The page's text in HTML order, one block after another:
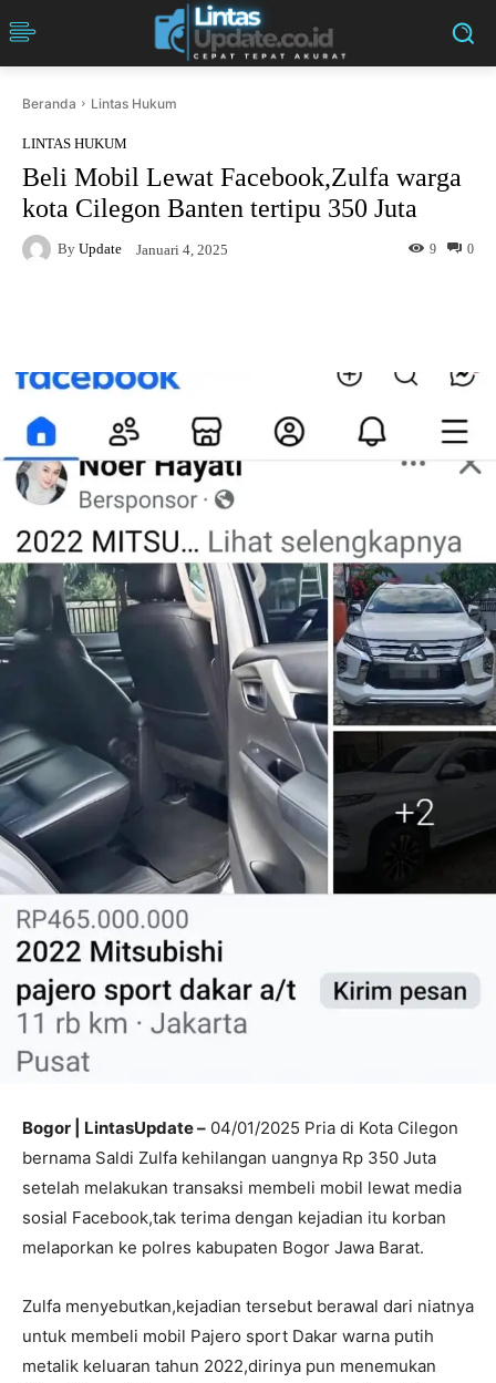
Beranda Lintas Hukum
LINTAS HUKUM
Beli Mobil Lewat Facebook,Zulfa warga
kota Cilegon Banten tertipu 350 Juta
By Update Januari 4, 2025 0
9
Bogor | LintasUpdate – 04/01/2025 Pria di Kota Cilegon
bernama Saldi Zulfa kehilangan uangnya Rp 350 Juta
setelah melakukan transaksi membeli mobil lewat media
sosial Facebook,tak terima dengan kejadian itu korban
melaporkan ke polres kabupaten Bogor Jawa Barat.
Zulfa menyebutkan,kejadian tersebut berawal dari niatnya
untuk membeli mobil Pajero sport Dakar warna putih
metalik keluaran tahun 2022,dirinya pun menemukan